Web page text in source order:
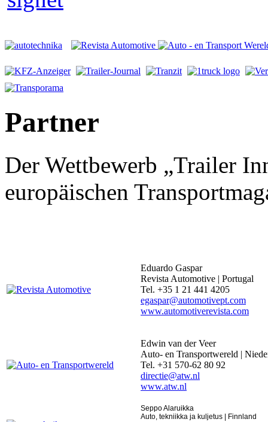
Partner
Der Wettbewerb „Trailer
europäischen
Eduardo Gaspar
Revista Automotive | Portugal
Tel. +35 1 21 441 4205
egaspar@automotivept.com
www.automotiverevista.com
Edwin van der Veer
Auto- en Transportwereld |
Tel. +31 570-62 80 92
directie@atw.nl
www.atw.nl
Seppo Alaruikka
Auto, tekniikka ja kuljetus | Finnland